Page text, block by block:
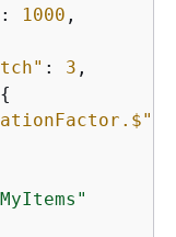
: 1000 ,
: 3 ,
{